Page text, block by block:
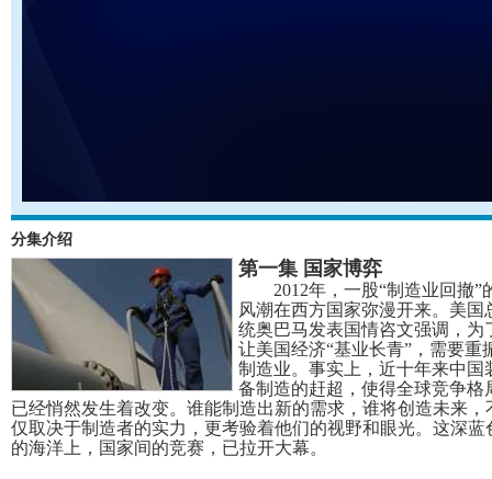
分集介绍
第一集 国家博弈
2012年，一股“制造业回撤”
风潮在西方国家弥漫开来。美国
统奥巴马发表国情咨文强调，为
让美国经济“基业长青”，需要重
制造业。事实上，近十年来中国
备制造的赶超，使得全球竞争格
已经悄然发生着改变。谁能制造出新的需求，谁将创造未来，
仅取决于制造者的实力，更考验着他们的视野和眼光。这深蓝
的海洋上，国家间的竞赛，已拉开大幕。